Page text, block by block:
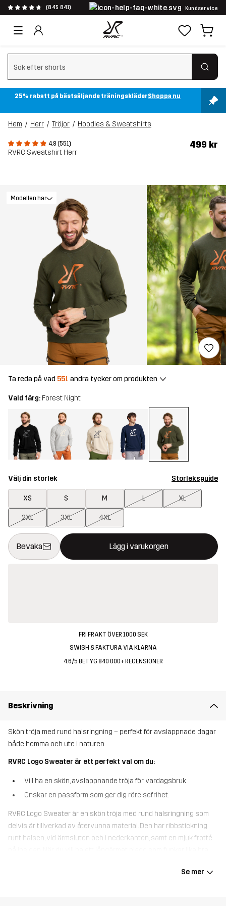
(845 841) Kundservice
Rensa sök
25% rabatt på bästsäljande träningskläderShoppa nu
Hem Herr Tröjor Hoodies & Sweatshirts
4.8 (551)
RVRC Sweatshirt Herr
499 kr
Modellen har
Ta reda på vad 551 andra tycker om produkten
Vald färg: Forest Night
Välj din storlek Storleksguide
XS S M L XL
2XL 3XL 4XL
Bevaka Lägg i varukorgen
Denna knapp kommer att öppna en modal som bekräftar en ny
{{size}} inte tillgänglig
FRI FRAKT ÖVER 1000 SEK
SWISH & FAKTURA VIA KLARNA
4.6/5 BETYG 840 000+ RECENSIONER
Beskrivning
Skön tröja med rund halsringning – perfekt för avslappnade dagar
både hemma och ute i naturen.
RVRC Logo Sweater är ett perfekt val om du:
Vill ha en skön, avslappnande tröja för vardagsbruk
Önskar en passform som ger dig rörelsefrihet.
RVRC Logo Sweater är en skön tröja med rund halsringning som
delvis är tillverkad av återvunna material. Den har ribbstickning
runt halsen, vid ärmsluten och i nederkanten, samt en mjuk frotté
Se mer